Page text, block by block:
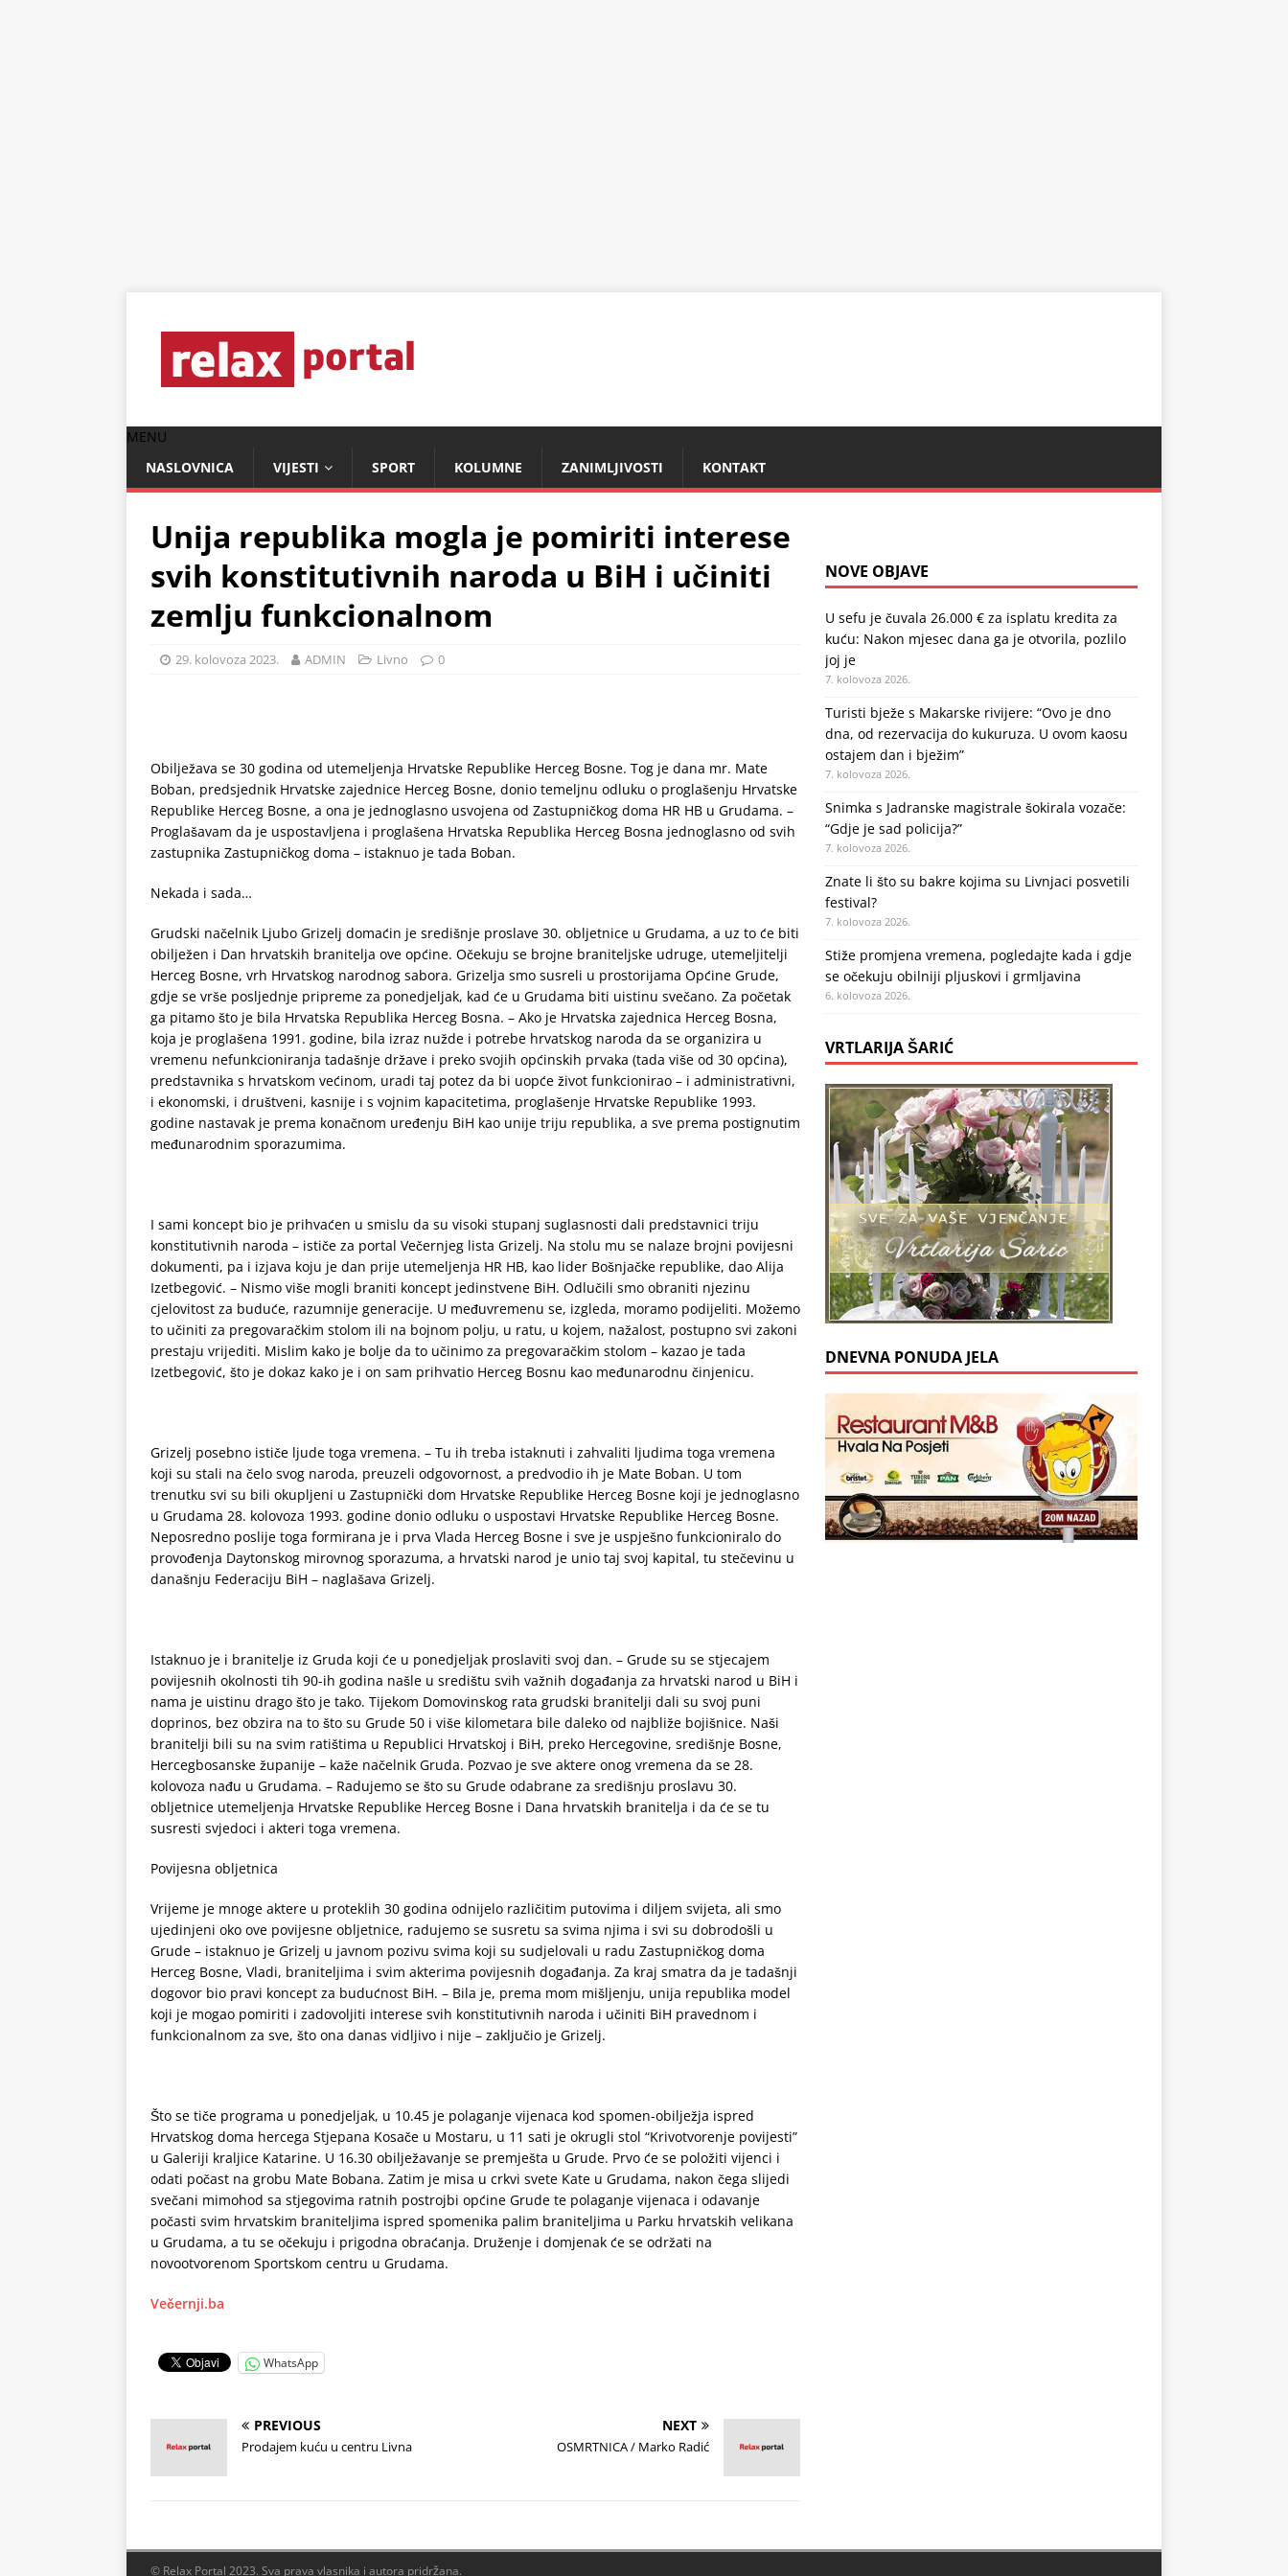
MENU
NASLOVNICA
VIJESTI SPORT KOLUMNE ZANIMLJIVOSTI KONTAKT
Unija republika mogla je pomiriti interese
svih konstitutivnih naroda u BiH i učiniti
zemlju funkcionalnom
29. kolovoza 2023. ADMIN Livno 0
Obilježava se 30 godina od utemeljenja Hrvatske Republike Herceg Bosne. Tog je dana mr. Mate
Boban, predsjednik Hrvatske zajednice Herceg Bosne, donio temeljnu odluku o proglašenju Hrvatske
Republike Herceg Bosne, a ona je jednoglasno usvojena od Zastupničkog doma HR HB u Grudama. –
Proglašavam da je uspostavljena i proglašena Hrvatska Republika Herceg Bosna jednoglasno od svih
zastupnika Zastupničkog doma – istaknuo je tada Boban.
Nekada i sada…
Grudski načelnik Ljubo Grizelj domaćin je središnje proslave 30. obljetnice u Grudama, a uz to će biti
obilježen i Dan hrvatskih branitelja ove općine. Očekuju se brojne braniteljske udruge, utemeljitelji
Herceg Bosne, vrh Hrvatskog narodnog sabora. Grizelja smo susreli u prostorijama Općine Grude,
gdje se vrše posljednje pripreme za ponedjeljak, kad će u Grudama biti uistinu svečano. Za početak
ga pitamo što je bila Hrvatska Republika Herceg Bosna. – Ako je Hrvatska zajednica Herceg Bosna,
koja je proglašena 1991. godine, bila izraz nužde i potrebe hrvatskog naroda da se organizira u
vremenu nefunkcioniranja tadašnje države i preko svojih općinskih prvaka (tada više od 30 općina),
predstavnika s hrvatskom većinom, uradi taj potez da bi uopće život funkcionirao – i administrativni,
i ekonomski, i društveni, kasnije i s vojnim kapacitetima, proglašenje Hrvatske Republike 1993.
godine nastavak je prema konačnom uređenju BiH kao unije triju republika, a sve prema postignutim
međunarodnim sporazumima.
I sami koncept bio je prihvaćen u smislu da su visoki stupanj suglasnosti dali predstavnici triju
konstitutivnih naroda – ističe za portal Večernjeg lista Grizelj. Na stolu mu se nalaze brojni povijesni
dokumenti, pa i izjava koju je dan prije utemeljenja HR HB, kao lider Bošnjačke republike, dao Alija
Izetbegović. – Nismo više mogli braniti koncept jedinstvene BiH. Odlučili smo obraniti njezinu
cjelovitost za buduće, razumnije generacije. U međuvremenu se, izgleda, moramo podijeliti. Možemo
to učiniti za pregovaračkim stolom ili na bojnom polju, u ratu, u kojem, nažalost, postupno svi zakoni
prestaju vrijediti. Mislim kako je bolje da to učinimo za pregovaračkim stolom – kazao je tada
Izetbegović, što je dokaz kako je i on sam prihvatio Herceg Bosnu kao međunarodnu činjenicu.
Grizelj posebno ističe ljude toga vremena. – Tu ih treba istaknuti i zahvaliti ljudima toga vremena
koji su stali na čelo svog naroda, preuzeli odgovornost, a predvodio ih je Mate Boban. U tom
trenutku svi su bili okupljeni u Zastupnički dom Hrvatske Republike Herceg Bosne koji je jednoglasno
u Grudama 28. kolovoza 1993. godine donio odluku o uspostavi Hrvatske Republike Herceg Bosne.
Neposredno poslije toga formirana je i prva Vlada Herceg Bosne i sve je uspješno funkcioniralo do
provođenja Daytonskog mirovnog sporazuma, a hrvatski narod je unio taj svoj kapital, tu stečevinu u
današnju Federaciju BiH – naglašava Grizelj.
Istaknuo je i branitelje iz Gruda koji će u ponedjeljak proslaviti svoj dan. – Grude su se stjecajem
povijesnih okolnosti tih 90-ih godina našle u središtu svih važnih događanja za hrvatski narod u BiH i
nama je uistinu drago što je tako. Tijekom Domovinskog rata grudski branitelji dali su svoj puni
doprinos, bez obzira na to što su Grude 50 i više kilometara bile daleko od najbliže bojišnice. Naši
branitelji bili su na svim ratištima u Republici Hrvatskoj i BiH, preko Hercegovine, središnje Bosne,
Hercegbosanske županije – kaže načelnik Gruda. Pozvao je sve aktere onog vremena da se 28.
kolovoza nađu u Grudama. – Radujemo se što su Grude odabrane za središnju proslavu 30.
obljetnice utemeljenja Hrvatske Republike Herceg Bosne i Dana hrvatskih branitelja i da će se tu
susresti svjedoci i akteri toga vremena.
Povijesna obljetnica
Vrijeme je mnoge aktere u proteklih 30 godina odnijelo različitim putovima i diljem svijeta, ali smo
ujedinjeni oko ove povijesne obljetnice, radujemo se susretu sa svima njima i svi su dobrodošli u
Grude – istaknuo je Grizelj u javnom pozivu svima koji su sudjelovali u radu Zastupničkog doma
Herceg Bosne, Vladi, braniteljima i svim akterima povijesnih događanja. Za kraj smatra da je tadašnji
dogovor bio pravi koncept za budućnost BiH. – Bila je, prema mom mišljenju, unija republika model
koji je mogao pomiriti i zadovoljiti interese svih konstitutivnih naroda i učiniti BiH pravednom i
funkcionalnom za sve, što ona danas vidljivo i nije – zaključio je Grizelj.
Što se tiče programa u ponedjeljak, u 10.45 je polaganje vijenaca kod spomen-obilježja ispred
Hrvatskog doma hercega Stjepana Kosače u Mostaru, u 11 sati je okrugli stol “Krivotvorenje povijesti”
u Galeriji kraljice Katarine. U 16.30 obilježavanje se premješta u Grude. Prvo će se položiti vijenci i
odati počast na grobu Mate Bobana. Zatim je misa u crkvi svete Kate u Grudama, nakon čega slijedi
svečani mimohod sa stjegovima ratnih postrojbi općine Grude te polaganje vijenaca i odavanje
počasti svim hrvatskim braniteljima ispred spomenika palim braniteljima u Parku hrvatskih velikana
u Grudama, a tu se očekuju i prigodna obraćanja. Druženje i domjenak će se održati na
novootvorenom Sportskom centru u Grudama.
Večernji.ba
WhatsApp
PREVIOUS
Prodajem kuću u centru Livna
NEXT
OSMRTNICA / Marko Radić
NOVE OBJAVE
U sefu je čuvala 26.000 € za isplatu kredita za
kuću: Nakon mjesec dana ga je otvorila, pozlilo
joj je
7. kolovoza 2026.
Turisti bježe s Makarske rivijere: “Ovo je dno
dna, od rezervacija do kukuruza. U ovom kaosu
ostajem dan i bježim”
7. kolovoza 2026.
Snimka s Jadranske magistrale šokirala vozače:
“Gdje je sad policija?”
7. kolovoza 2026.
Znate li što su bakre kojima su Livnjaci posvetili
festival?
7. kolovoza 2026.
Stiže promjena vremena, pogledajte kada i gdje
se očekuju obilniji pljuskovi i grmljavina
6. kolovoza 2026.
VRTLARIJA ŠARIĆ
DNEVNA PONUDA JELA
© Relax Portal 2023. Sva prava vlasnika i autora pridržana.